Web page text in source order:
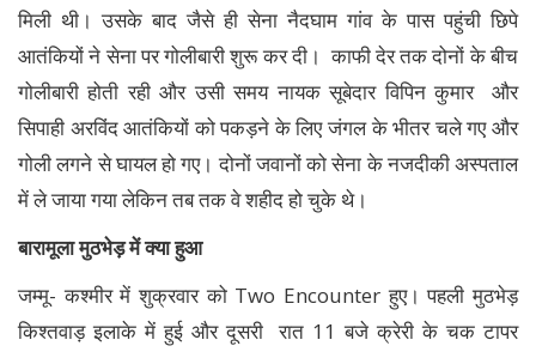
मिली थी। उसके बाद जैसे ही सेना नैदघाम गांव के पास पहुंची छिपे
आतंकियों ने सेना पर गोलीबारी शुरू कर दी। काफी देर तक दोनों के बीच
गोलीबारी होती रही और उसी समय नायक सूबेदार विपिन कुमार और
सिपाही अरविंद आतंकियों को पकड़ने के लिए जंगल के भीतर चले गए और
गोली लगने से घायल हो गए। दोनों जवानों को सेना के नजदीकी अस्पताल
में ले जाया गया लेकिन तब तक वे शहीद हो चुके थे।
बारामूला मुठभेड़ में क्या हुआ
जम्मू- कश्मीर में शुक्रवार को Two Encounter हुए। पहली मुठभेड़
किश्तवाड़ इलाके में हुई और दूसरी रात 11 बजे क्रेरी के चक टापर